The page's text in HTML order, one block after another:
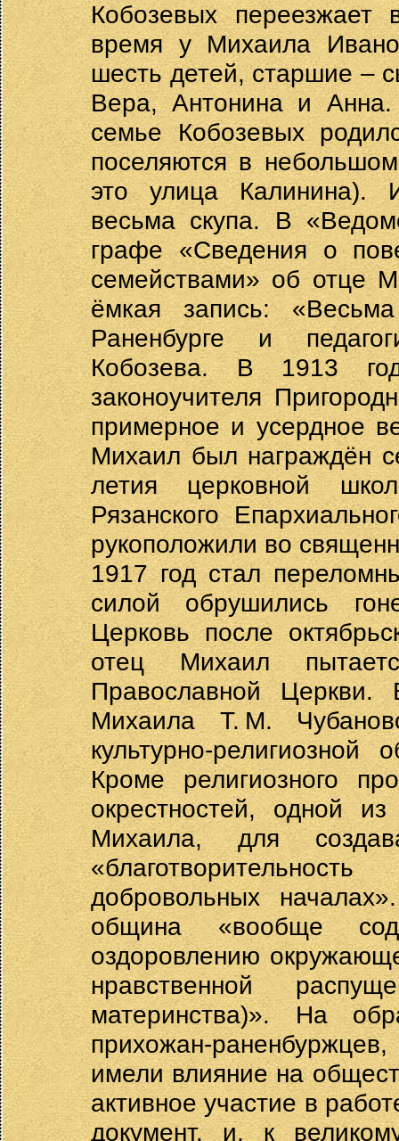
Кобозевых переезжает
время у Михаила
шесть детей, старшие –
Вера, Антонина и
семье Кобозевых
поселяются в
это улица Калинина).
весьма скупа. В
графе «Сведения о
семействами» об отце
ёмкая запись:
Раненбурге и
Кобозева. В 1913
законоучителя
примерное и усердное
Михаил был награждён
летия церковной
Рязанского
рукоположили во
1917 год стал
силой обрушились
Церковь после
отец Михаил
Православной
Михаила Т. М.
культурно-
Кроме религиозного
окрестностей, одной
Михаила, для
добровольных
община «вообще
оздоровлению
нравственной
материнства)». На
прихожан-
имели влияние на
активное участие в
документ, и, к